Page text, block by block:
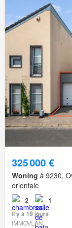
325 000 €
Woning à 9230,
orientale
2
1
Il y a 19 jours
IMMOVLAN